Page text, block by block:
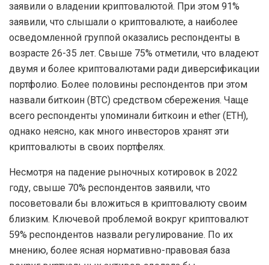
заявили о владении криптовалютой. При этом 91%
заявили, что слышали о криптовалюте, а наиболее
осведомленной группой оказались респонденты в
возрасте 26-35 лет. Свыше 75% отметили, что владеют
двумя и более криптовалютами ради диверсификации
портфолио. Более половины респондентов при этом
назвали биткоин (BTC) средством сбережения. Чаще
всего респонденты упоминали биткоин и ether (ETH),
однако неясно, как много инвесторов хранят эти
криптовалюты в своих портфелях.
Несмотря на падение рыночных котировок в 2022
году, свыше 70% респондентов заявили, что
посоветовали бы вложиться в криптовалюту своим
близким. Ключевой проблемой вокруг криптовалют
59% респондентов назвали регулирование. По их
мнению, более ясная нормативно-правовая база